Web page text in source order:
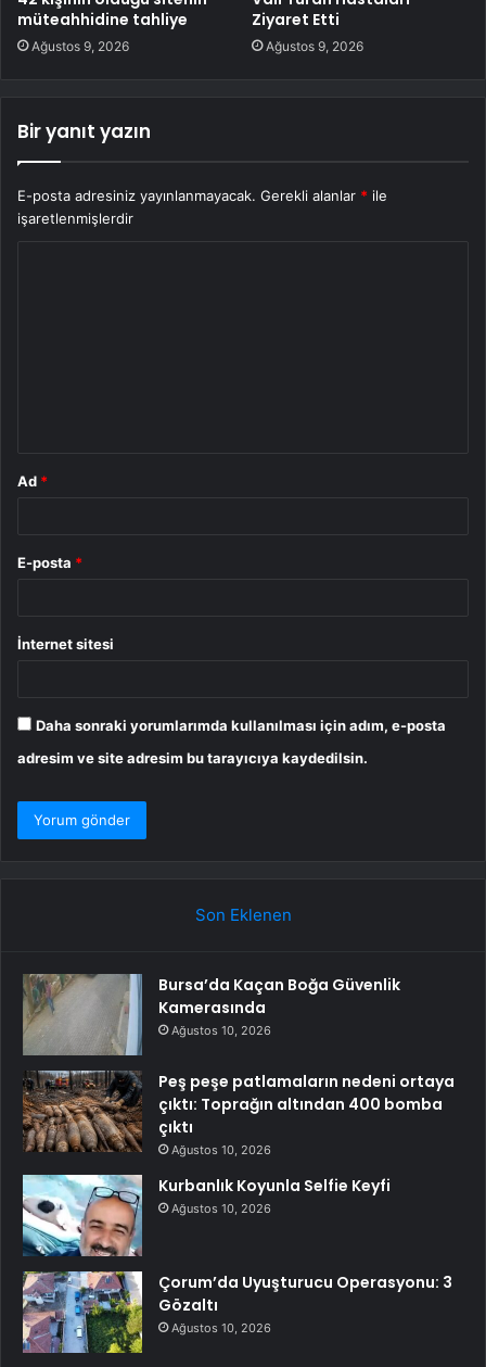
müteahhidine tahliye
Ağustos 9, 2026
Ziyaret Etti
Ağustos 9, 2026
Bir yanıt yazın
E-posta adresiniz yayınlanmayacak. Gerekli alanlar * ile
işaretlenmişlerdir
Ad *
E-posta *
İnternet sitesi
Daha sonraki yorumlarımda kullanılması için adım, e-posta
adresim ve site adresim bu tarayıcıya kaydedilsin.
Son Eklenen
Bursa’da Kaçan Boğa Güvenlik
Kamerasında
Ağustos 10, 2026
Peş peşe patlamaların nedeni ortaya
çıktı: Toprağın altından 400 bomba
çıktı
Ağustos 10, 2026
Kurbanlık Koyunla Selfie Keyfi
Ağustos 10, 2026
Çorum’da Uyuşturucu Operasyonu: 3
Gözaltı
Ağustos 10, 2026